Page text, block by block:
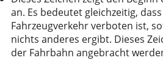
an. Es bedeutet gleichzeitig,
Fahrzeugverkehr verboten ist,
nichts anderes ergibt. Dieses
der Fahrbahn angebracht